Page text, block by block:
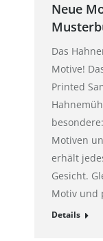
Neue
Das
Motive!
Printed
Motiven
erhält
Gesicht.
Motiv und
Details